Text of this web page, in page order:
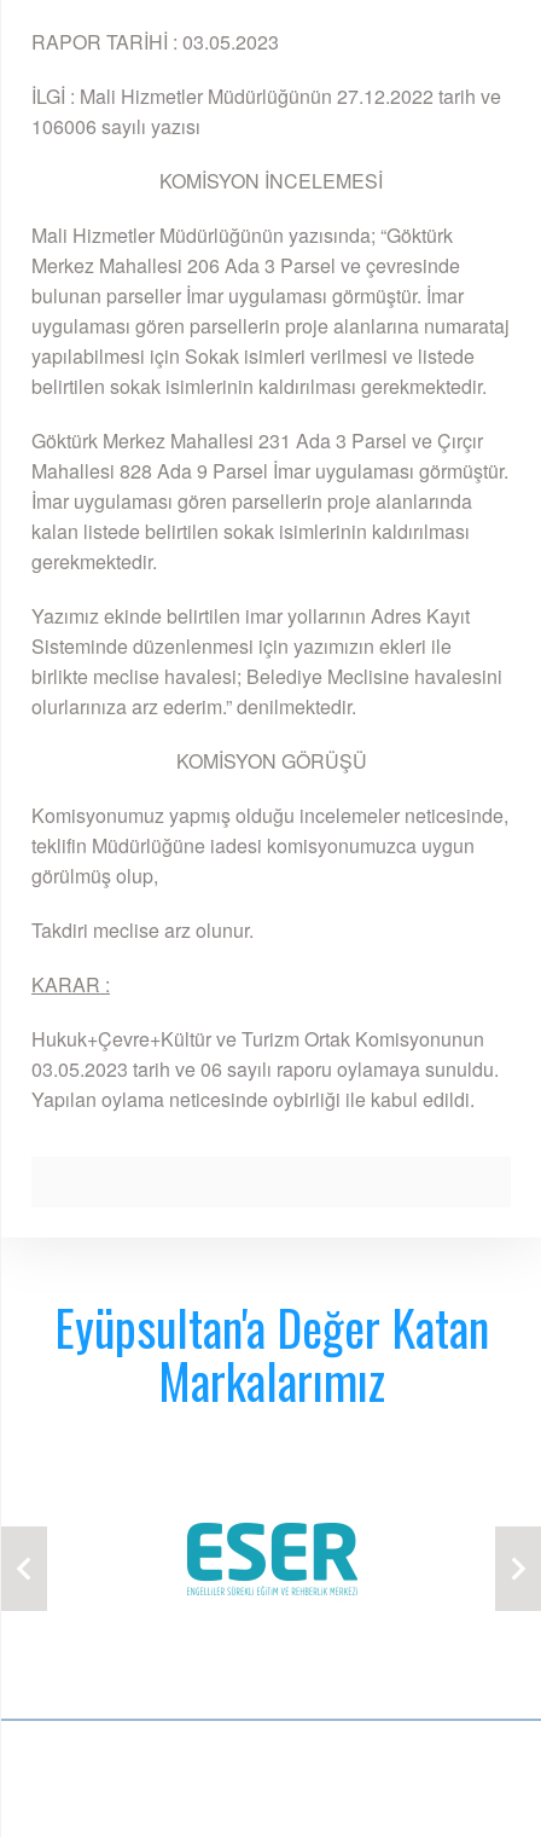
RAPOR TARİHİ : 03.05.2023
İLGİ : Mali Hizmetler Müdürlüğünün 27.12.2022 tarih ve
106006 sayılı yazısı
KOMİSYON İNCELEMESİ
Mali Hizmetler Müdürlüğünün yazısında; “Göktürk
Merkez Mahallesi 206 Ada 3 Parsel ve çevresinde
bulunan parseller İmar uygulaması görmüştür. İmar
uygulaması gören parsellerin proje alanlarına numarataj
yapılabilmesi için Sokak isimleri verilmesi ve listede
belirtilen sokak isimlerinin kaldırılması gerekmektedir.
Göktürk Merkez Mahallesi 231 Ada 3 Parsel ve Çırçır
Mahallesi 828 Ada 9 Parsel İmar uygulaması görmüştür.
İmar uygulaması gören parsellerin proje alanlarında
kalan listede belirtilen sokak isimlerinin kaldırılması
gerekmektedir.
Yazımız ekinde belirtilen imar yollarının Adres Kayıt
Sisteminde düzenlenmesi için yazımızın ekleri ile
birlikte meclise havalesi; Belediye Meclisine havalesini
olurlarınıza arz ederim.” denilmektedir.
KOMİSYON GÖRÜŞÜ
Komisyonumuz yapmış olduğu incelemeler neticesinde,
teklifin Müdürlüğüne iadesi komisyonumuzca uygun
görülmüş olup,
Takdiri meclise arz olunur.
KARAR :
Hukuk+Çevre+Kültür ve Turizm Ortak Komisyonunun
03.05.2023 tarih ve 06 sayılı raporu oylamaya sunuldu.
Yapılan oylama neticesinde oybirliği ile kabul edildi.
Eyüpsultan'a Değer Katan
Markalarımız